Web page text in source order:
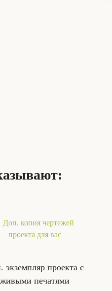
экземпляр проекта с
живыми печатями